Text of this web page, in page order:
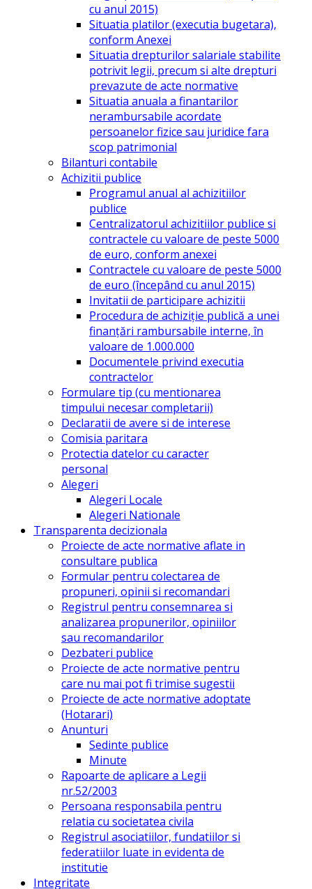
cu anul 2015)
Situatia platilor (executia bugetara),
conform Anexei
Situatia drepturilor salariale stabilite
potrivit legii, precum si alte drepturi
prevazute de acte normative
Situatia anuala a finantarilor
nerambursabile acordate
persoanelor fizice sau juridice fara
scop patrimonial
Bilanturi contabile
Achizitii publice
Programul anual al achizitiilor
publice
Centralizatorul achizitiilor publice si
contractele cu valoare de peste 5000
de euro, conform anexei
Contractele cu valoare de peste 5000
de euro (începând cu anul 2015)
Invitatii de participare achizitii
Procedura de achiziție publică a unei
finanțări rambursabile interne, în
valoare de 1.000.000
Documentele privind executia
contractelor
Formulare tip (cu mentionarea
timpului necesar completarii)
Declaratii de avere si de interese
Comisia paritara
Protectia datelor cu caracter
personal
Alegeri
Alegeri Locale
Alegeri Nationale
Transparenta decizionala
Proiecte de acte normative aflate in
consultare publica
Formular pentru colectarea de
propuneri, opinii si recomandari
Registrul pentru consemnarea si
analizarea propunerilor, opiniilor
sau recomandarilor
Dezbateri publice
Proiecte de acte normative pentru
care nu mai pot fi trimise sugestii
Proiecte de acte normative adoptate
(Hotarari)
Anunturi
Sedinte publice
Minute
Rapoarte de aplicare a Legii
nr.52/2003
Persoana responsabila pentru
relatia cu societatea civila
Registrul asociatiilor, fundatiilor si
federatiilor luate in evidenta de
institutie
Integritate